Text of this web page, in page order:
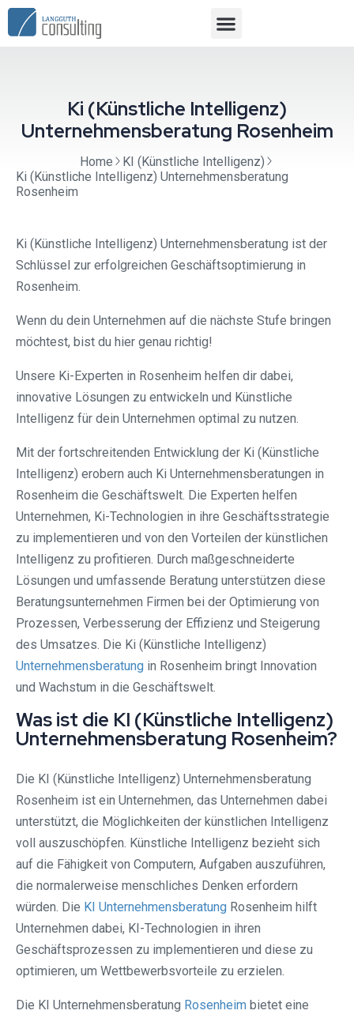
Ki (Künstliche Intelligenz)
Unternehmensberatung Rosenheim
Home
KI (Künstliche Intelligenz)
Ki (Künstliche Intelligenz) Unternehmensberatung
Rosenheim
Ki (Künstliche Intelligenz) Unternehmensberatung ist der
Schlüssel zur erfolgreichen Geschäftsoptimierung in
Rosenheim.
Wenn du dein Unternehmen auf die nächste Stufe bringen
möchtest, bist du hier genau richtig!
Unsere Ki-Experten in Rosenheim helfen dir dabei,
innovative Lösungen zu entwickeln und Künstliche
Intelligenz für dein Unternehmen optimal zu nutzen.
Mit der fortschreitenden Entwicklung der Ki (Künstliche
Intelligenz) erobern auch Ki Unternehmensberatungen in
Rosenheim die Geschäftswelt. Die Experten helfen
Unternehmen, Ki-Technologien in ihre Geschäftsstrategie
zu implementieren und von den Vorteilen der künstlichen
Intelligenz zu profitieren. Durch maßgeschneiderte
Lösungen und umfassende Beratung unterstützen diese
Beratungsunternehmen Firmen bei der Optimierung von
Prozessen, Verbesserung der Effizienz und Steigerung
des Umsatzes. Die Ki (Künstliche Intelligenz)
Unternehmensberatung in Rosenheim bringt Innovation
und Wachstum in die Geschäftswelt.
Was ist die KI (Künstliche Intelligenz)
Unternehmensberatung Rosenheim?
Die KI (Künstliche Intelligenz) Unternehmensberatung
Rosenheim ist ein Unternehmen, das Unternehmen dabei
unterstützt, die Möglichkeiten der künstlichen Intelligenz
voll auszuschöpfen. Künstliche Intelligenz bezieht sich
auf die Fähigkeit von Computern, Aufgaben auszuführen,
die normalerweise menschliches Denken erfordern
würden. Die KI Unternehmensberatung Rosenheim hilft
Unternehmen dabei, KI-Technologien in ihren
Geschäftsprozessen zu implementieren und diese zu
optimieren, um Wettbewerbsvorteile zu erzielen.
Die KI Unternehmensberatung Rosenheim bietet eine